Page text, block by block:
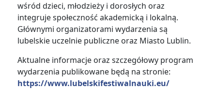
wśród dzieci, młodzieży i dorosłych oraz
integruje społeczność akademicką i lokalną.
Głównymi organizatorami wydarzenia są
lubelskie uczelnie publiczne oraz Miasto Lublin.
Aktualne informacje oraz szczegółowy program
wydarzenia publikowane będą na stronie:
https://www.lubelskifestiwalnauki.eu/